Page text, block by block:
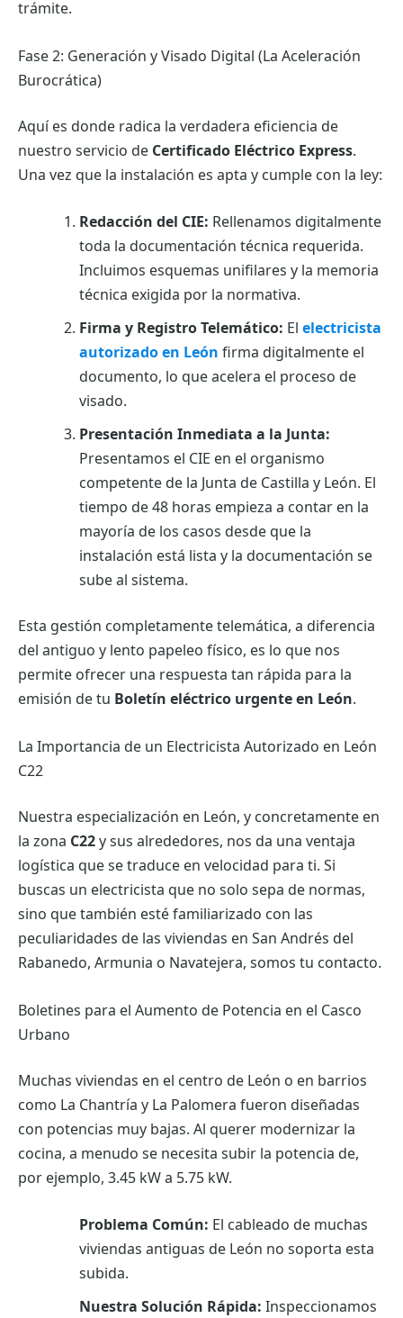
trámite.
Fase 2: Generación y Visado Digital (La Aceleración
Burocrática)
Aquí es donde radica la verdadera eficiencia de
nuestro servicio de Certificado Eléctrico Express.
Una vez que la instalación es apta y cumple con la ley:
Redacción del CIE: Rellenamos digitalmente
toda la documentación técnica requerida.
Incluimos esquemas unifilares y la memoria
técnica exigida por la normativa.
Firma y Registro Telemático: El electricista
autorizado en León firma digitalmente el
documento, lo que acelera el proceso de
visado.
Presentación Inmediata a la Junta:
Presentamos el CIE en el organismo
competente de la Junta de Castilla y León. El
tiempo de 48 horas empieza a contar en la
mayoría de los casos desde que la
instalación está lista y la documentación se
sube al sistema.
Esta gestión completamente telemática, a diferencia
del antiguo y lento papeleo físico, es lo que nos
permite ofrecer una respuesta tan rápida para la
emisión de tu Boletín eléctrico urgente en León.
La Importancia de un Electricista Autorizado en León
C22
Nuestra especialización en León, y concretamente en
la zona C22y sus alrededores, nos da una ventaja
logística que se traduce en velocidad para ti. Si
buscas un electricista que no solo sepa de normas,
sino que también esté familiarizado con las
peculiaridades de las viviendas en San Andrés del
Rabanedo, Armunia o Navatejera, somos tu contacto.
Boletines para el Aumento de Potencia en el Casco
Urbano
Muchas viviendas en el centro de León o en barrios
como La Chantría y La Palomera fueron diseñadas
con potencias muy bajas. Al querer modernizar la
cocina, a menudo se necesita subir la potencia de,
por ejemplo, 3.45 kW a 5.75 kW.
Problema Común: El cableado de muchas
viviendas antiguas de León no soporta esta
subida.
Nuestra Solución Rápida: Inspeccionamos